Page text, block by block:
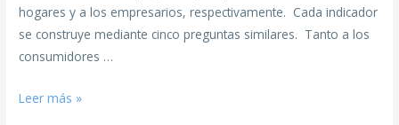
hogares y a los empresarios, respectivamente. Cada indicador
se construye mediante cinco preguntas similares. Tanto a los
consumidores …
Leer más »